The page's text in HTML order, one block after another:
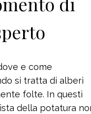
e come
si tratta di alberi
folte. In questi
della potatura